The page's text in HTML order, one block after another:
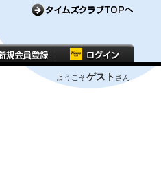
ようこそゲスト さん